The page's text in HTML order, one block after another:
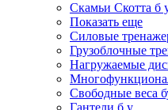
Скамьи Скотта б
Показать еще
Силовые
Грузоблочные
Нагружаемые
Свободные веса
Гантели б у